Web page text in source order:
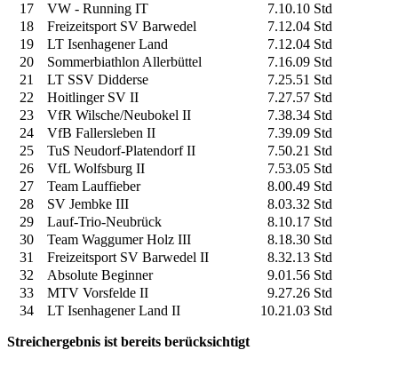
17
VW - Running IT
7.10.10 Std
18
Freizeitsport SV Barwedel
7.12.04 Std
19
LT Isenhagener Land
7.12.04 Std
20
Sommerbiathlon Allerbüttel
7.16.09 Std
21
LT SSV Didderse
7.25.51 Std
22
Hoitlinger SV II
7.27.57 Std
23
VfR Wilsche/Neubokel II
7.38.34 Std
24
VfB Fallersleben II
7.39.09 Std
25
TuS Neudorf-Platendorf II
7.50.21 Std
26
VfL Wolfsburg II
7.53.05 Std
27
Team Lauffieber
8.00.49 Std
28
SV Jembke III
8.03.32 Std
29
Lauf-Trio-Neubrück
8.10.17 Std
30
Team Waggumer Holz III
8.18.30 Std
31
Freizeitsport SV Barwedel II
8.32.13 Std
32
Absolute Beginner
9.01.56 Std
33
MTV Vorsfelde II
9.27.26 Std
34
LT Isenhagener Land II 10.21.03 Std
Streichergebnis ist bereits berücksichtigt